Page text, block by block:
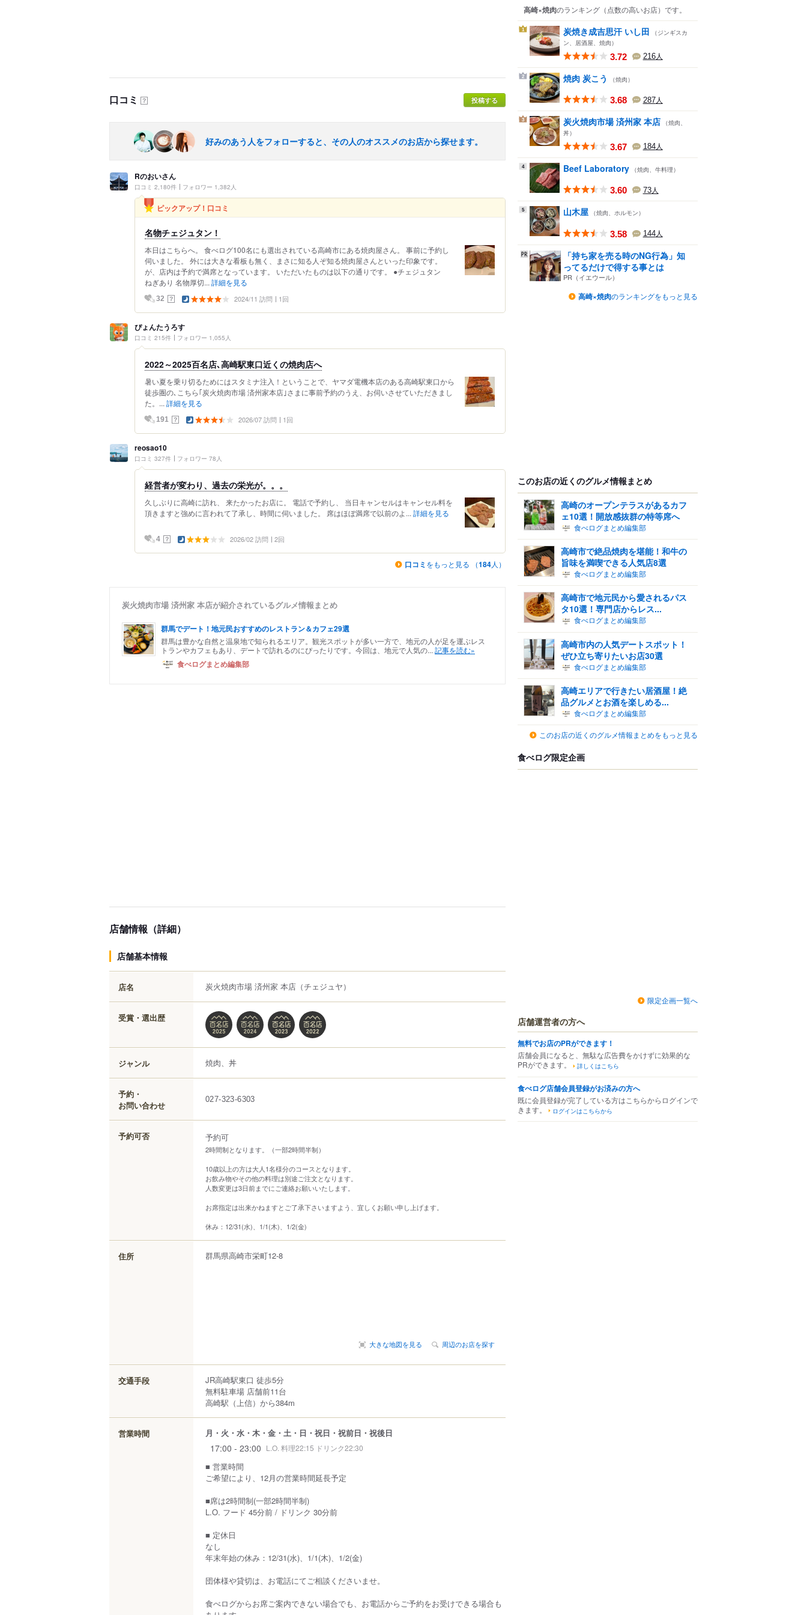
口コミ ？ 投稿する
好みのあう人をフォローすると、その人のオススメのお店から探せます。
Rのおいさん
口コミ 2,180件 フォロワー 1,382人
ピックアップ！口コミ
名物チェジュタン！
本日はこちらへ。 食べログ100名にも選出されている高崎市にある焼肉屋さん。 事前に予約し
伺いました。 外には大きな看板も無く、まさに知る人ぞ知る焼肉屋さんといった印象です。
が、店内は予約で満席となっています。 いただいたものは以下の通りです。 ●チェジュタン
ねぎあり 名物厚切... 詳細を見る
32 ？ 2024/11 訪問 1回
ぴょんたうろす
口コミ 215件 フォロワー 1,055人
2022～2025百名店､高崎駅東口近くの焼肉店へ
暑い夏を乗り切るためにはスタミナ注入！ということで、ヤマダ電機本店のある高崎駅東口から
徒歩圏の､こちら｢炭火焼肉市場 済州家本店｣さまに事前予約のうえ、お伺いさせていただきまし
た。... 詳細を見る
191 ？ 2026/07 訪問 1回
reosao10
口コミ 327件 フォロワー 78人
経営者が変わり、過去の栄光が。。。
久しぶりに高崎に訪れ、 来たかったお店に。 電話で予約し、 当日キャンセルはキャンセル料を
頂きますと強めに言われて了承し、時間に伺いました。 席はほぼ満席で以前のよ... 詳細を見る
4 ？ 2026/02 訪問 2回
口コミ をもっと見る （184人）
炭火焼肉市場 済州家 本店が紹介されているグルメ情報まとめ
群馬でデート！地元民おすすめのレストラン＆カフェ29選
群馬は豊かな自然と温泉地で知られるエリア。観光スポットが多い一方で、地元の人が足を運ぶレス
トランやカフェもあり、デートで訪れるのにぴったりです。今回は、地元で人気の... 記事を読む»
食べログまとめ編集部
店舗情報（詳細）
店舗基本情報
店名 炭火焼肉市場 済州家 本店 （チェジュヤ）
受賞・選出歴
ジャンル 焼肉、丼
予約・
お問い合わせ
027-323-6303
予約可否 予約可
2時間制となります。（一部2時間半制）
10歳以上の方は大人1名様分のコースとなります。
お飲み物やその他の料理は別途ご注文となります。
人数変更は3日前までにご連絡お願いいたします。
お席指定は出来かねますとご了承下さいますよう、宜しくお願い申し上げます。
休み：12/31(水)、1/1(木)、1/2(金)
住所 群馬県高崎市栄町12-8
大きな地図を見る 周辺のお店を探す
交通手段
JR高崎駅東口 徒歩5分
無料駐車場 店舗前11台
高崎駅（上信）から384m
営業時間 月・火・水・木・金・土・日・祝日・祝前日・祝後日
17:00 - 23:00 L.O. 料理22:15 ドリンク22:30
■ 営業時間
ご希望により、12月の営業時間延長予定
■席は2時間制(一部2時間半制)
L.O. フード 45分前 / ドリンク 30分前
■ 定休日
なし
年末年始の休み：12/31(水)、1/1(木)、1/2(金)
団体様や貸切は、お電話にてご相談くださいませ。
食べログからお席ご案内できない場合でも、お電話からご予約をお受けできる場合も
高崎×焼肉のランキング （点数の高いお店） です。
1 炭焼き成吉思汗 いし田
（ジンギスカ
ン、居酒屋、焼肉）
3.72 216人
2 焼肉 炭こう （焼肉）
3.68 287人
3 炭火焼肉市場 済州家 本店 （焼肉、
丼）
3.67 184人
4 Beef Laboratory （焼肉、牛料理）
3.60 73人
5 山木屋 （焼肉、ホルモン）
3.58 144人
「持ち家を売る時のNG行為」知
ってるだけで得する事とは
PR（イエウール）
高崎×焼肉のランキングをもっと見る
このお店の近くのグルメ情報まとめ
高崎のオープンテラスがあるカフ
ェ10選！開放感抜群の特等席へ
食べログまとめ編集部
高崎市で絶品焼肉を堪能！和牛の
旨味を満喫できる人気店8選
食べログまとめ編集部
高崎市で地元民から愛されるパス
タ10選！専門店からレス...
食べログまとめ編集部
高崎市内の人気デートスポット！
ぜひ立ち寄りたいお店30選
食べログまとめ編集部
高崎エリアで行きたい居酒屋！絶
品グルメとお酒を楽しめる...
食べログまとめ編集部
このお店の近くのグルメ情報まとめをもっと見る
食べログ限定企画
限定企画一覧へ
店舗運営者の方へ
無料でお店のPRができます！
店舗会員になると、無駄な広告費をかけずに効果的な
PRができます。
詳しくはこちら
食べログ店舗会員登録がお済みの方へ
既に会員登録が完了している方はこちらからログインで
きます。
ログインはこちらから